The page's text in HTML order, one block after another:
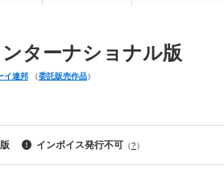
ターナショナル版
イ連邦 （委託販売作品）
インボイス発行不可 （?）